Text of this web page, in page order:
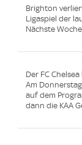
Brighton
Ligaspiel der
Nächste
Der FC
Am
auf dem
dann die KAA